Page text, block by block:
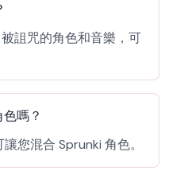
詛咒的角色和音樂，可
嗎？
您混合 Sprunki 角色。